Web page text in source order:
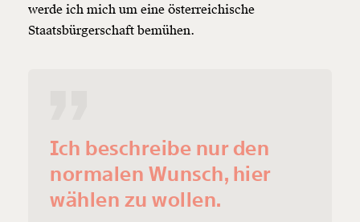
werde ich mich um eine österreichische
Staatsbürgerschaft bemühen.
Ich beschreibe nur den
normalen Wunsch, hier
wählen zu wollen.